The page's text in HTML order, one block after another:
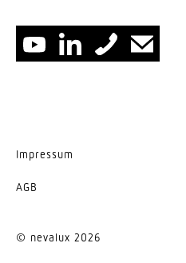
Impressum
AGB
© nevalux 2026